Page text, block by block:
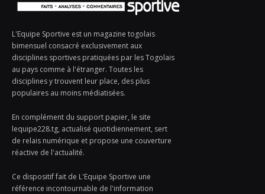
L'Equipe Sportive est un magazine togolais
bimensuel consacré exclusivement aux
disciplines sportives pratiquées par les Togolais
au pays comme à l'étranger. Toutes les
disciplines y trouvent leur place, des plus
populaires au moins médiatisées.
En complément du support papier, le site
lequipe228.tg, actualisé quotidiennement, sert
de relais numérique et propose une couverture
réactive de l'actualité.
Ce dispositif fait de L'Equipe Sportive une
référence incontournable de l'information